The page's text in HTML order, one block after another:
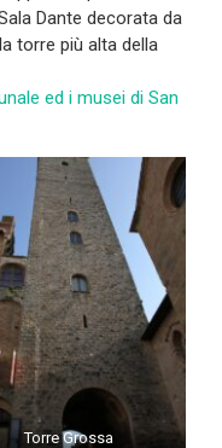
Dante decorata da
torre più alta della
ed i musei di San
Torre Grossa